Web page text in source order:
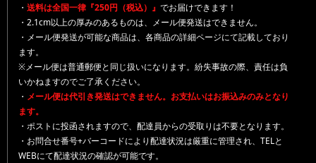
・ 送料は全国一律『250円（税込）』 でお届けできます！
・2.1cm以上の厚みのあるものは、メール便発送はできません。
・メール便発送が可能な商品は、各商品の詳細ページにて記載しており
ます。
※メール便は普通郵便と同じ扱いになります。紛失事故の際、責任は負
いかねますのでご了承ください。
・ メール便は代引き発送はできません。お支払いはお振込みのみとなり
ます。
・ポストに投函されますので、配達員からの受取りは不要となります。
・お問合せ番号+バーコードにより配達状況は厳重に管理され、TELと
WEBにて配達状況の確認が可能です。